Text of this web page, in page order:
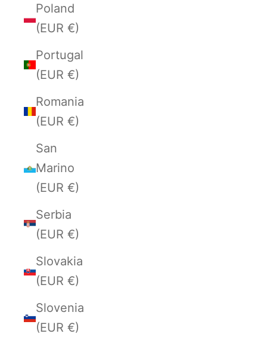
Poland
(EUR €)
Portugal
(EUR €)
Romania
(EUR €)
San
Marino
(EUR €)
Serbia
(EUR €)
Slovakia
(EUR €)
Slovenia
(EUR €)